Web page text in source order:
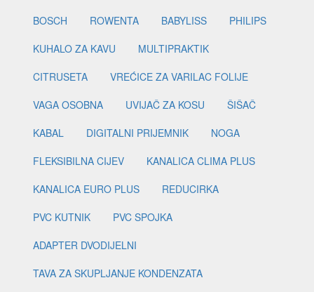
BOSCH
ROWENTA BABYLISS
PHILIPS
KUHALO ZA KAVU
MULTIPRAKTIK
CITRUSETA
VREĆICE ZA VARILAC FOLIJE
VAGA OSOBNA
UVIJAČ ZA KOSU
ŠIŠAČ
KABAL
DIGITALNI PRIJEMNIK
NOGA
FLEKSIBILNA CIJEV
KANALICA CLIMA PLUS
KANALICA EURO PLUS
REDUCIRKA
PVC KUTNIK
PVC SPOJKA
ADAPTER DVODIJELNI
TAVA ZA SKUPLJANJE KONDENZATA